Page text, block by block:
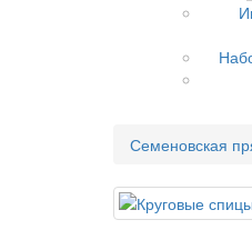
Семеновская